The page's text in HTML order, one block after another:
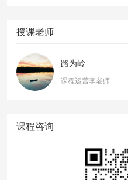
授课老师
路为岭
课程运营李老师
课程咨询